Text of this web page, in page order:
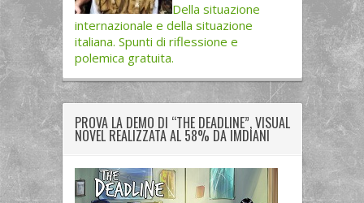
Della situazione
internazionale e della situazione
italiana. Spunti di riflessione e
polemica gratuita.
PROVA LA DEMO DI “THE DEADLINE”, VISUAL
NOVEL REALIZZATA AL 58% DA IMDIANI